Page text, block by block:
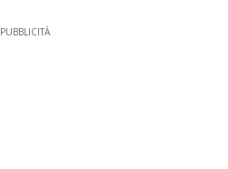
PUBBLICITÀ